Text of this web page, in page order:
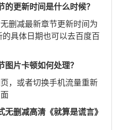
更新时间是什么时候？
删减最新章节更新时间为
具体日期也可以去百度百
片卡顿如何处理？
，或者切换手机流量重新
删减高清《就算是谎言》